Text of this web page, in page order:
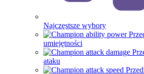
Najczęstsze wybory
umiejętności
ataku